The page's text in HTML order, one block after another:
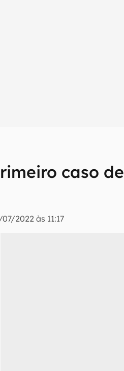
caso de
2022 às 11:17
tecnologia em primeira
do Canaltech.